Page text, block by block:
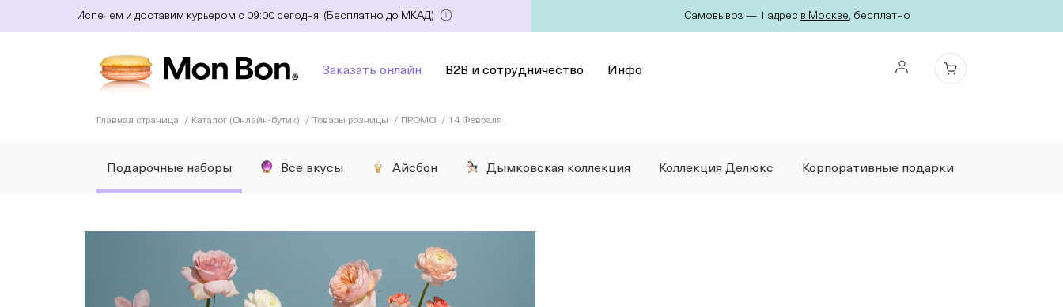
Испечем и доставим курьером с 09:00 сегодня. (Бесплатно до МКАД) Самовывоз — 1 адрес в Москве, бесплатно
Заказать онлайн B2B и сотрудничество Инфо
Главная страница Каталог (Онлайн-бутик) Товары розницы ПРОМО 14 Февраля
Подарочные наборы Все вкусы Айсбон Дымковская коллекция Коллекция Делюкс Корпоративные подарки